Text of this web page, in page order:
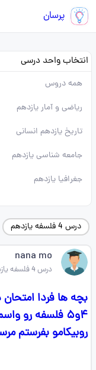
پرسان
انتخاب واحد درسی
همه دروس
ریاضی و آمار یازدهم
تاریخ یازدهم انسانی
جامعه شناسی یازدهم
جغرافیا یازدهم
درس 4 فلسفه یازدهم
nana mo
درس 4 فلسفه یازدهم
بچه ها فردا
۴و۵ فلسفه رو
روبیکامو بفرستم